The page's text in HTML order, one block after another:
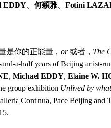
EDDY、 何穎雅、 Fotini
是你的正能量， or或者， The
a-half years of Beijing artist-
, Michael EDDY, Elaine W.
group exhibition Unlived by
Continua, Pace Beijing and